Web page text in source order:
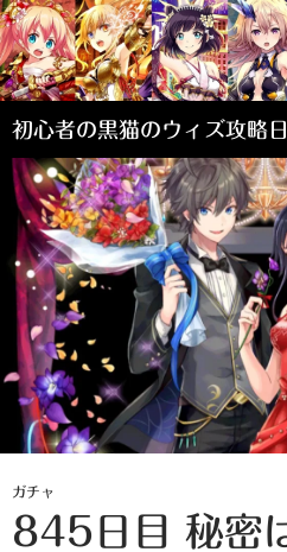
初心者の黒猫のウィズ攻略
検
索
ン
テ
ン
ツ
へ
ス
キ
ッ
プ
ガチャ
845日目 秘密